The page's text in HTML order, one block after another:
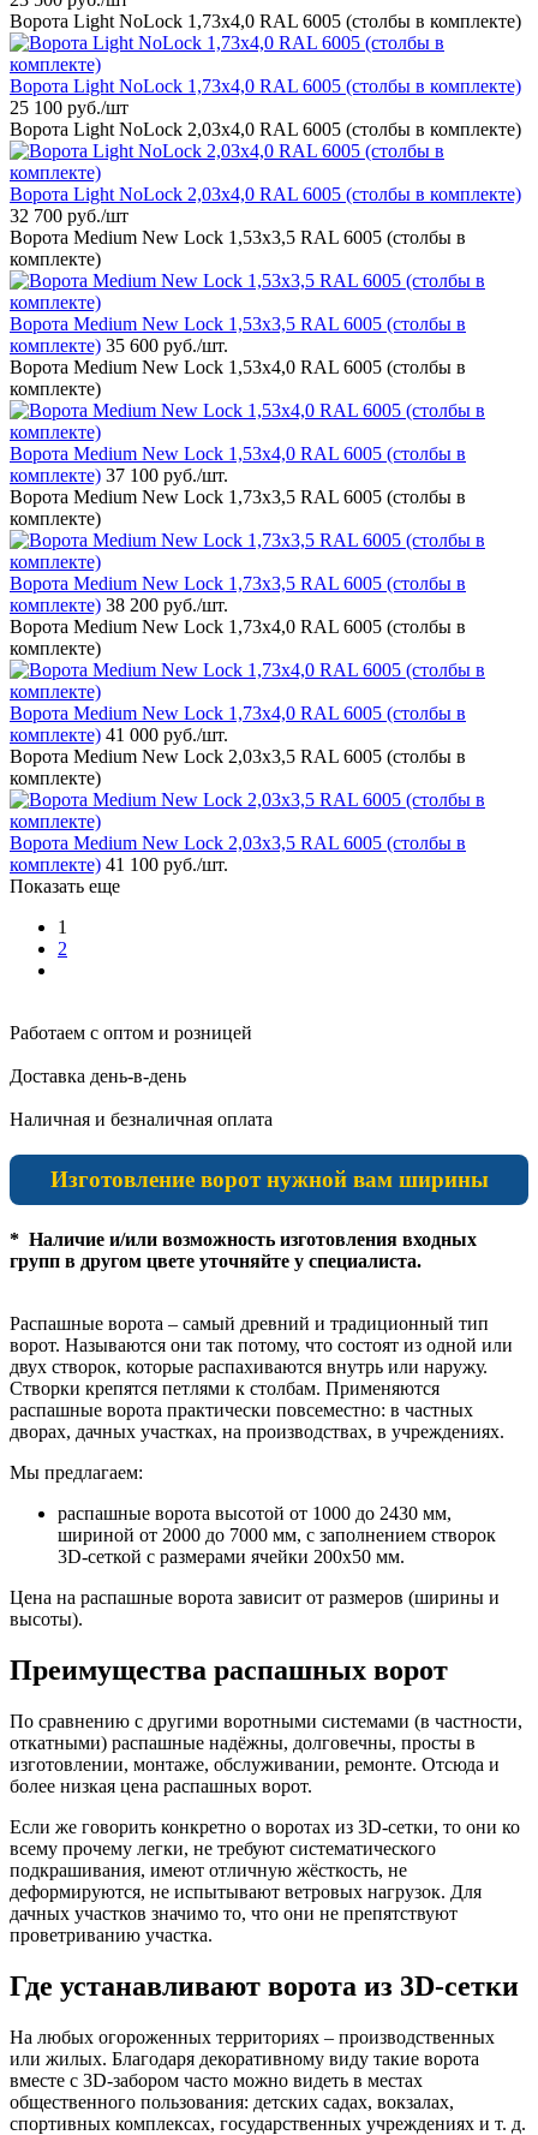
Ворота Light NoLock 1,73х4,0 RAL 6005 (столбы в комплекте)
Ворота Light NoLock 1,73х4,0 RAL 6005 (столбы в комплекте)
25 100 руб./шт
Ворота Light NoLock 2,03х4,0 RAL 6005 (столбы в комплекте)
Ворота Light NoLock 2,03х4,0 RAL 6005 (столбы в комплекте)
32 700 руб./шт
Ворота Medium New Lock 1,53х3,5 RAL 6005 (столбы в
комплекте)
Ворота Medium New Lock 1,53х3,5 RAL 6005 (столбы в
комплекте) 35 600 руб./шт.
Ворота Medium New Lock 1,53х4,0 RAL 6005 (столбы в
комплекте)
Ворота Medium New Lock 1,53х4,0 RAL 6005 (столбы в
комплекте) 37 100 руб./шт.
Ворота Medium New Lock 1,73х3,5 RAL 6005 (столбы в
комплекте)
Ворота Medium New Lock 1,73х3,5 RAL 6005 (столбы в
комплекте) 38 200 руб./шт.
Ворота Medium New Lock 1,73х4,0 RAL 6005 (столбы в
комплекте)
Ворота Medium New Lock 1,73х4,0 RAL 6005 (столбы в
комплекте) 41 000 руб./шт.
Ворота Medium New Lock 2,03х3,5 RAL 6005 (столбы в
комплекте)
Ворота Medium New Lock 2,03х3,5 RAL 6005 (столбы в
комплекте) 41 100 руб./шт.
Показать еще
1
2
Работаем с оптом и розницей
Доставка день-в-день
Наличная и безналичная оплата
Изготовление ворот нужной вам ширины
* Наличие и/или возможность изготовления входных
групп в другом цвете уточняйте у специалиста.
Распашные ворота – самый древний и традиционный тип
ворот. Называются они так потому, что состоят из одной или
двух створок, которые распахиваются внутрь или наружу.
Створки крепятся петлями к столбам. Применяются
распашные ворота практически повсеместно: в частных
дворах, дачных участках, на производствах, в учреждениях.
Мы предлагаем:
распашные ворота высотой от 1000 до 2430 мм,
шириной от 2000 до 7000 мм, с заполнением створок
3D-сеткой с размерами ячейки 200х50 мм.
Цена на распашные ворота зависит от размеров (ширины и
высоты).
Преимущества распашных ворот
По сравнению с другими воротными системами (в частности,
откатными) распашные надёжны, долговечны, просты в
изготовлении, монтаже, обслуживании, ремонте. Отсюда и
более низкая цена распашных ворот.
Если же говорить конкретно о воротах из 3D-сетки, то они ко
всему прочему легки, не требуют систематического
подкрашивания, имеют отличную жёсткость, не
деформируются, не испытывают ветровых нагрузок. Для
дачных участков значимо то, что они не препятствуют
проветриванию участка.
Где устанавливают ворота из 3D-сетки
На любых огороженных территориях – производственных
или жилых. Благодаря декоративному виду такие ворота
вместе с 3D-забором часто можно видеть в местах
общественного пользования: детских садах, вокзалах,
спортивных комплексах, государственных учреждениях и т. д.